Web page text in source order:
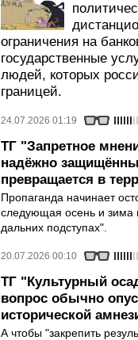
ограничения на
государственные
людей, которых
границей.
24.07.2026 01:19
ТГ "Запретное
надёжно
превращается в
Пропаганда начинает
следующая осень и зима
дальних подступах".
20.07.2026 00:10
ТГ "Культурный
вопрос обычно
исторической
А чтобы "закрепить